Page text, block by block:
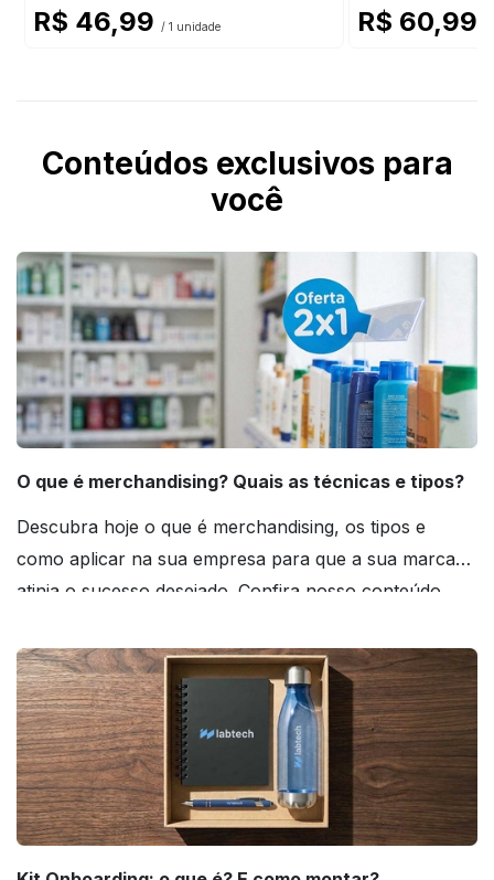
R$ 46,99 / 1 unidade R$ 60,99
Conteúdos exclusivos para
você
O que é merchandising? Quais as técnicas e tipos?
Descubra hoje o que é merchandising, os tipos e
como aplicar na sua empresa para que a sua marca
atinja o sucesso desejado. Confira nosso conteúdo